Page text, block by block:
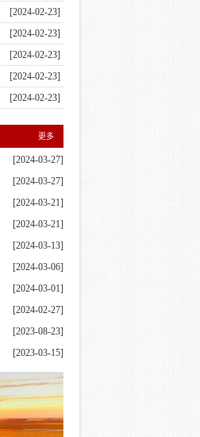
[2024-02-23]
[2024-02-23]
[2024-02-23]
[2024-02-23]
[2024-02-23]
更多
[2024-03-27]
[2024-03-27]
[2024-03-21]
[2024-03-21]
[2024-03-13]
[2024-03-06]
[2024-03-01]
[2024-02-27]
[2023-08-23]
[2023-03-15]